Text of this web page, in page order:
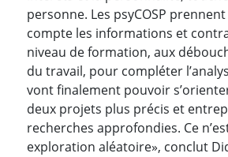
personne. Les psyCOSP
compte les informations et
niveau de formation, aux
du travail, pour compléter
vont finalement pouvoir
deux projets plus précis et
recherches approfondies. Ce
exploration aléatoire», conclut